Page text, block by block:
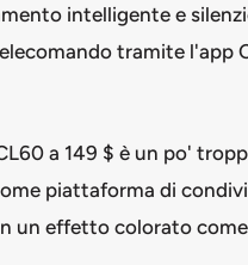
intelligente e
tramite l'app
a 149 $ è un po'
piattaforma di
un effetto colorato